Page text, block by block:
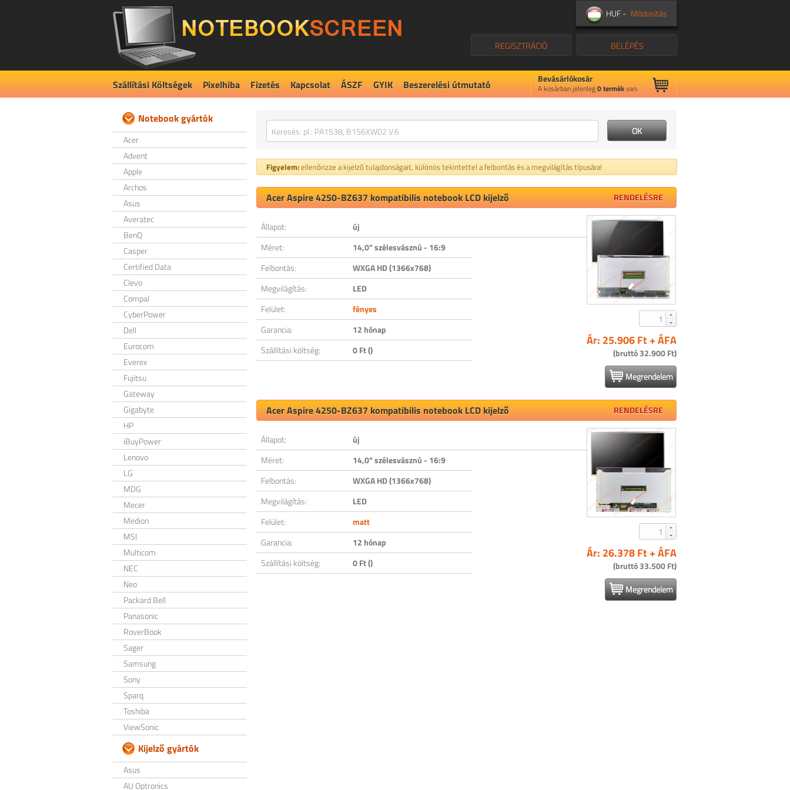
HUF - Módosítás
BELÉPÉS
REGISZTRÁCIÓ
Szállítási Költségek Pixelhiba Fizetés Kapcsolat ÁSZF GYIK Beszerelési útmutató Bevásárlókosár
A kosárban jelenleg0termékvan.
Notebook gyártók
Acer
Advent
Apple
Archos
Asus
Averatec
BenQ
Casper
Certified Data
Clevo
Compal
CyberPower
Dell
Eurocom
Everex
Fujitsu
Gateway
Gigabyte
HP
iBuyPower
Lenovo
LG
MDG
Mecer
Medion
MSI
Multicom
NEC
Neo
Packard Bell
Panasonic
RoverBook
Sager
Samsung
Sony
Sparq
Toshiba
ViewSonic
Kijelző gyártók
Asus
AU Optronics
Figyelem:ellenőrizze a kijelző tulajdonságait, különös tekintettel a felbontás és a megvilágítás típusára!
Acer Aspire 4250-BZ637 kompatibilis notebook LCD kijelző RENDELÉSRE
Állapot:
új
Méret:
14,0" szélesvásznú - 16:9
Felbontás:
WXGA HD (1366x768)
Megvilágítás:
LED
Felület:
fényes
Garancia:
12 hónap
Szállítási költség:
0 Ft ()
Ár: 25.906 Ft + ÁFA
(bruttó 32.900 Ft)
Megrendelem
Acer Aspire 4250-BZ637 kompatibilis notebook LCD kijelző RENDELÉSRE
Állapot:
új
Méret:
14,0" szélesvásznú - 16:9
Felbontás:
WXGA HD (1366x768)
Megvilágítás:
LED
Felület:
matt
Garancia:
12 hónap
Szállítási költség:
0 Ft ()
Ár: 26.378 Ft + ÁFA
(bruttó 33.500 Ft)
Megrendelem